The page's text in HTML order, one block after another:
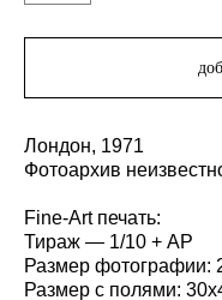
Лондон, 1971
Фотоархив
Fine-Art печать:
Тираж — 1/10 + AP
Размер фотографии:
Размер с полями: